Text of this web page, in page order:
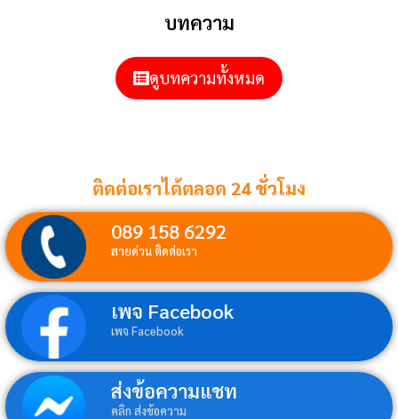
บทความ
ดูบทความทั้งหมด
ติดต่อเราได้ตลอด 24 ชั่วโมง
089 158 6292
สายด่วน ติดต่อเรา
เพจ Facebook
เพจ Facebook
ส่งข้อความแชท
คลิก ส่งข้อความ